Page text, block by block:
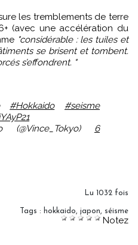
les tremblements de terre
(avec une accélération du
"considérable : les tuiles et
se brisent et tombent.
s’effondrent. "
#Hokkaido
#seisme
6
Lu 1032 fois
Tags : hokkaido, japon, séisme
Notez